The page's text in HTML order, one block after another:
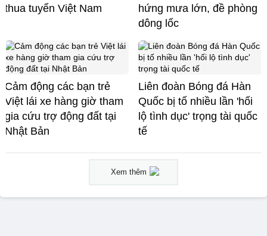
thua tuyển Việt Nam
hứng mưa lớn, đề phòng
dông lốc
Cảm động các bạn trẻ
Việt lái xe hàng giờ tham
gia cứu trợ động đất tại
Nhật Bản
Liên đoàn Bóng đá Hàn
Quốc bị tố nhiều lần 'hối
lộ tình dục' trọng tài quốc
tế
Xem thêm